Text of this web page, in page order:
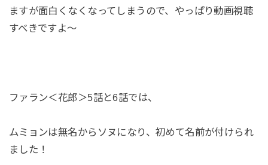
ますが面白くなくなってしまうので、やっぱり動画視聴
すべきですよ～
ファラン＜花郎＞5話と6話では、
ムミョンは無名からソヌになり、初めて名前が付けられ
ました！